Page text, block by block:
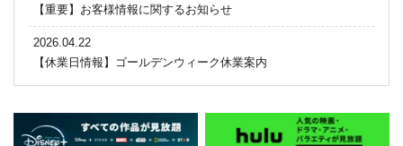
【重要】お客様情報に関するお知らせ
2026.04.22
【休業日情報】ゴールデンウィーク休業案内